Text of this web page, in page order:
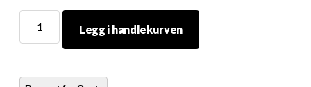
motorsykkel Legg i handlekurven